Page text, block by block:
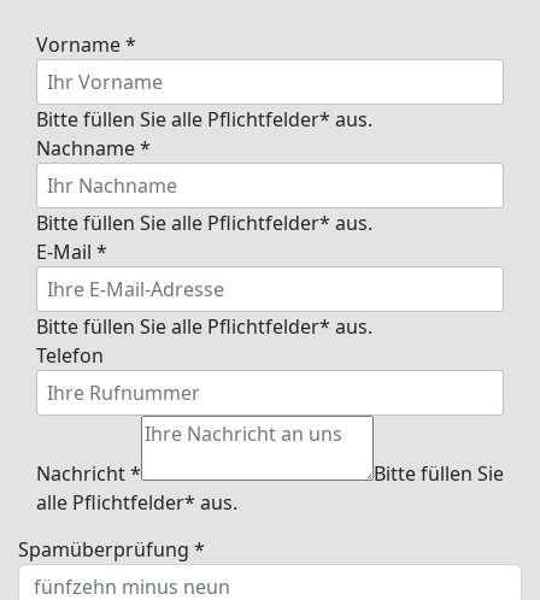
Vorname*
Bitte füllen Sie alle Pflichtfelder* aus.
Nachname*
Bitte füllen Sie alle Pflichtfelder* aus.
E-Mail *
Bitte füllen Sie alle Pflichtfelder* aus.
Telefon
Nachricht*
Bitte füllen Sie
alle Pflichtfelder* aus.
Spamüberprüfung *